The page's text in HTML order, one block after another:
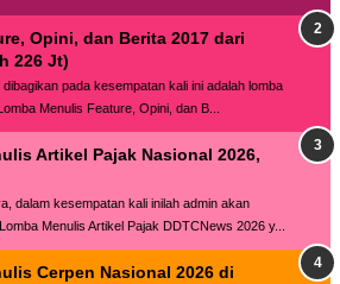
Opini, dan Berita 2017 dari
226 Jt)
pada kesempatan kali ini adalah lomba
Menulis Feature, Opini, dan B...
Artikel Pajak Nasional 2026,
dalam kesempatan kali inilah admin akan
Menulis Artikel Pajak DDTCNews 2026 y...
Cerpen Nasional 2026 di